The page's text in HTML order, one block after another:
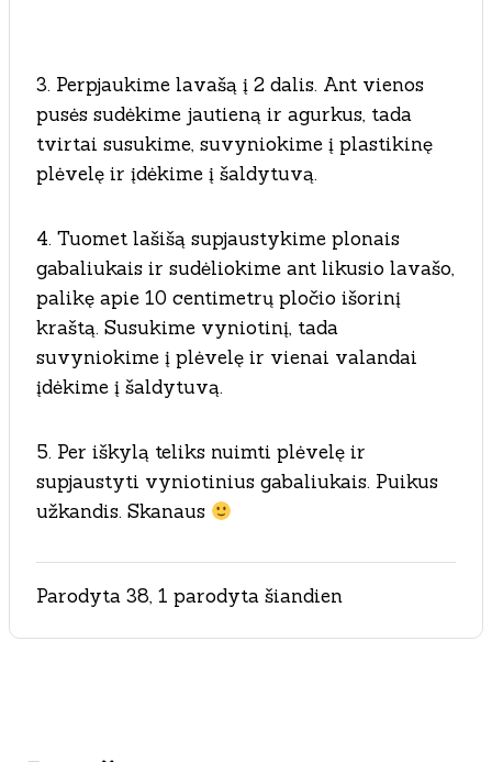
3. Perpjaukime lavašą į 2 dalis. Ant vienos
pusės sudėkime jautieną ir agurkus, tada
tvirtai susukime, suvyniokime į plastikinę
plėvelę ir įdėkime į šaldytuvą.
4. Tuomet lašišą supjaustykime plonais
gabaliukais ir sudėliokime ant likusio lavašo,
palikę apie 10 centimetrų pločio išorinį
kraštą. Susukime vyniotinį, tada
suvyniokime į plėvelę ir vienai valandai
įdėkime į šaldytuvą.
5. Per iškylą teliks nuimti plėvelę ir
supjaustyti vyniotinius gabaliukais. Puikus
užkandis. Skanaus
Parodyta 38, 1 parodyta šiandien